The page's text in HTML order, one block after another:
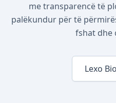
me transparencë të
palëkundur për të
fshat dhe
Lexo